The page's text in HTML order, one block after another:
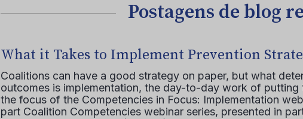
Postagens de blog
What it Takes to Implement Prevention
Coalitions can have a good strategy on paper, but what
outcomes is implementation, the day-to-day work of
the focus of the Competencies in Focus: Implementation
part Coalition Competencies webinar series, presented in